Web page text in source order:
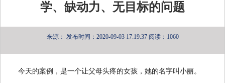
学、缺动力、无目标的问题
来源： 发布时间：2020-09-03 17:19:37 阅读：1060
今天的案例，是一个让父母头疼的女孩，她的名字叫小丽。